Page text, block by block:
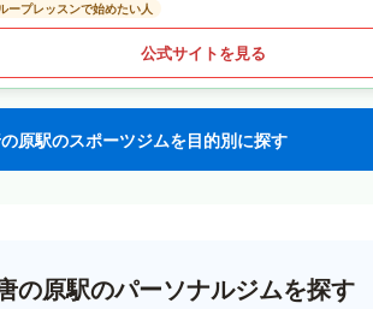
ープレッスンで始めたい人
公式サイトを見る
原駅のスポーツジムを目的別に探す
の原駅のパーソナルジムを探す